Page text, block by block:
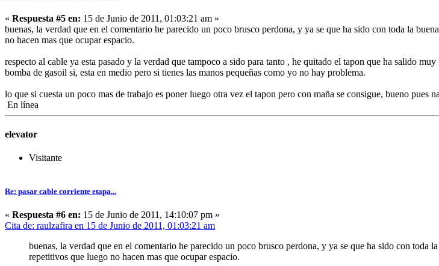
« Respuesta #5 en: 15 de Junio de 2011, 01:03:21 am »
buenas, la verdad que en el comentario he parecido un poco brusco perdona, y ya se que ha sido con toda la
no hacen mas que ocupar espacio.
respecto al cable ya esta pasado y la verdad que tampoco a sido para tanto , he quitado el tapon que ha salido
bomba de gasoil si, esta en medio pero si tienes las manos pequeñas como yo no hay problema.
lo que si cuesta un poco mas de trabajo es poner luego otra vez el tapon pero con maña se consigue, bueno pues
En línea
elevator
Visitante
Re: pasar cable corriente etapa...
« Respuesta #6 en: 15 de Junio de 2011, 14:10:07 pm »
Cita de: raulzafira en 15 de Junio de 2011, 01:03:21 am
buenas, la verdad que en el comentario he parecido un poco brusco perdona, y ya se que ha sido con toda
repetitivos que luego no hacen mas que ocupar espacio.